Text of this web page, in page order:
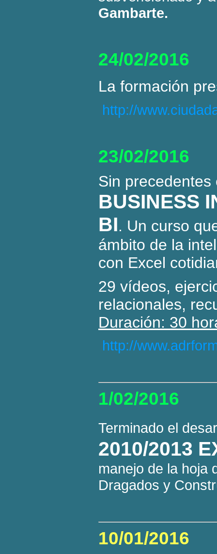
Gambarte.
24/02/2016
La formación
http://
23/02/2016
Sin
BUSINESS
BI. Un curso
ámbito de la
con Excel
29 vídeos,
relacionales,
Duración: 30
http://
1/02/2016
Terminado el
2010/2013
manejo de la hoja
Dragados y
10/01/2016